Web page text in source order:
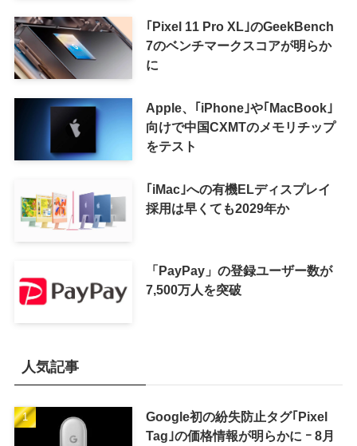
｢Pixel 11 Pro XL｣のGeekBench
7のベンチマークスコアが明らか
に
Apple、｢iPhone｣や｢MacBook｣
向けで中国CXMTのメモリチップ
をテスト
｢iMac｣への有機ELディスプレイ
採用は早くても2029年か
「PayPay」の登録ユーザー数が
7,500万人を突破
人気記事
Google初の紛失防止タグ｢Pixel
Tag｣の価格情報が明らかに ｰ 8月